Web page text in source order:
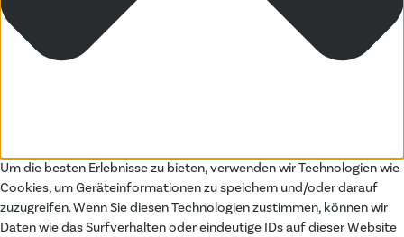
Um die besten Erlebnisse zu bieten, verwenden wir Technologien wie
Cookies, um Geräteinformationen zu speichern und/oder darauf
zuzugreifen. Wenn Sie diesen Technologien zustimmen, können wir
Daten wie das Surfverhalten oder eindeutige IDs auf dieser Website